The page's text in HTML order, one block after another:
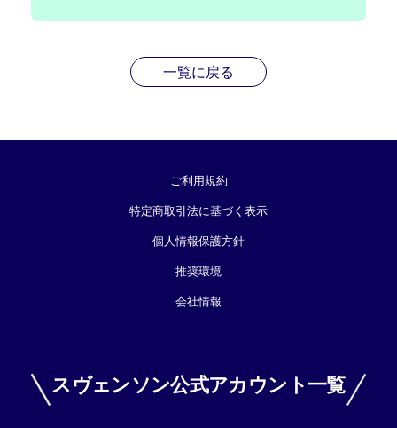
一覧に戻る
ご利用規約
特定商取引法に基づく表示
個人情報保護方針
推奨環境
会社情報
スヴェンソン公式アカウント一覧